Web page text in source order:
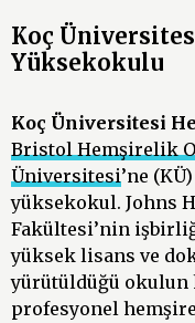
Koç
Yüksekokulu
Koç Üniversitesi
Bristol Hemşirelik
Üniversitesi’ne
yüksekokul. Johns
Fakültesi’nin
yüksek lisans ve
yürütüldüğü
profesyonel